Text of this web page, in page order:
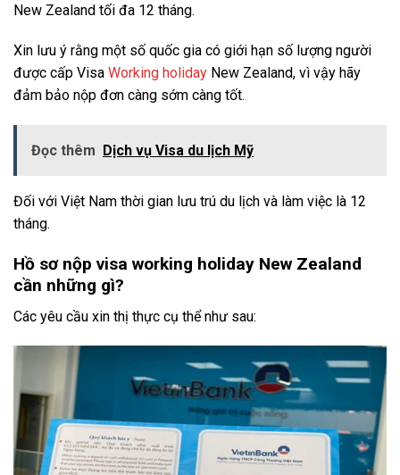
New Zealand tối đa 12 tháng.
Xin lưu ý rằng một số quốc gia có giới hạn số lượng người
được cấp Visa Working holiday New Zealand, vì vậy hãy
đảm bảo nộp đơn càng sớm càng tốt.
Đọc thêm Dịch vụ Visa du lịch Mỹ
Đối với Việt Nam thời gian lưu trú du lịch và làm việc là 12
tháng.
Hồ sơ nộp visa working holiday New Zealand
cần những gì?
Các yêu cầu xin thị thực cụ thể như sau: